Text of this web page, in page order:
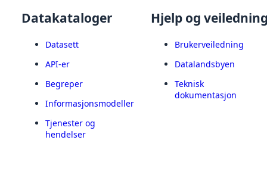
Datakataloger
Datasett
API-er
Begreper
Informasjonsmodeller
Tjenester og
hendelser
Hjelp og
Brukerveiledning
Datalandsbyen
Teknisk
dokumentasjon